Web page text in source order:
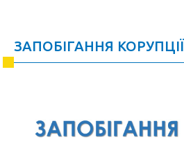
ЗАПОБІГАННЯ КОРУПЦІЇ